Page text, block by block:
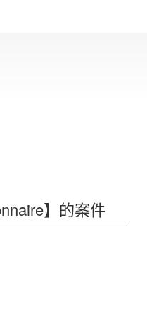
】的案件